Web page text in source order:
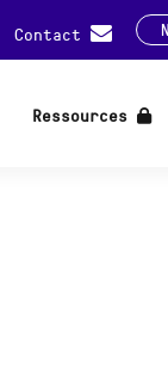
Contact
Ressources